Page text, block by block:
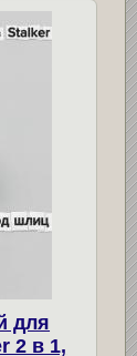
для
2 в 1,